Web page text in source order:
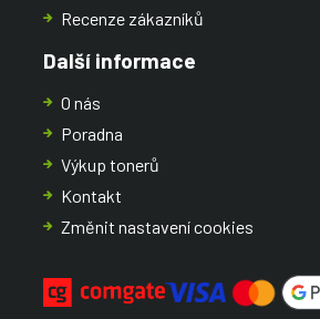
Recenze zákazníků
Další informace
O nás
Poradna
Výkup tonerů
Kontakt
Změnit nastavení cookies